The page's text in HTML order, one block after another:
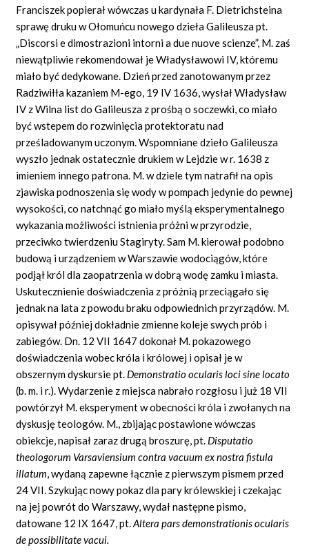
Franciszek popierał wówczas u kardynała F. Dietrichsteina
sprawę druku w Ołomuńcu nowego dzieła Galileusza pt.
„Discorsi e dimostrazioni intornia due nuove scienze”, M. zaś
niewątpliwie rekomendował je Władysławowi IV, któremu
miało być dedykowane. Dzień przed zanotowanym przez
Radziwiłła kazaniem M-ego, 19 IV 1636, wysłał Władysław
IV z Wilna list do Galileusza z prośbą o soczewki, co miało
byćwstepem dorozwinięcia protektoratu nad
prześladowanym uczonym. Wspomniane dzieło Galileusza
wyszło jednak ostatecznie drukiem w Lejdzie w r. 1638 z
imieniem innego patrona. M. w dziele tym natrafił na opis
zjawiska podnoszenia się wody w pompach jedynie do pewnej
wysokości, co natchnąć go miało myślą eksperymentalnego
wykazania możliwości istnienia próżni w przyrodzie,
przeciwko twierdzeniu Stagiryty. Sam M. kierował podobno
budową i urządzeniem w Warszawie wodociągów, które
podjął król dla zaopatrzenia w dobrą wodę zamku i miasta.
Uskutecznienie doświadczenia z próżnią przeciągało się
jednak na lata z powodu braku odpowiednich przyrządów. M.
opisywał później dokładnie zmienne koleje swych prób i
zabiegów. Dn. 12 VII 1647 dokonał M. pokazowego
doświadczenia wobec króla i królowej i opisał je w
obszernym dyskursie pt. Demonstratioocularis locisinelocato
(b. m. ir.).Wydarzenie z miejsca nabrało rozgłosu i już 18 VII
powtórzył M. eksperyment w obecności króla i zwołanych na
dyskusję teologów. M., zbijając postawione wówczas
obiekcje, napisał zaraz drugą broszurę, pt. Disputatio
theologorum Varsaviensiumcontravacuumex nostrafistula
illatum,wydaną zapewne łącznie z pierwszym pismem przed
24 VII. Szykując nowy pokaz dla pary królewskiej i czekając
na jej powrót do Warszawy, wydał następne pismo,
datowane 12 IX 1647, pt.Altera parsdemonstrationisocularis
depossibilitatevacui.